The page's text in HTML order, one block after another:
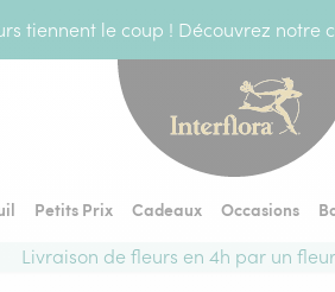
tiennent le coup ! Découvrez
Petits Prix Cadeaux Occasions
Livraison de fleurs en 4h par un